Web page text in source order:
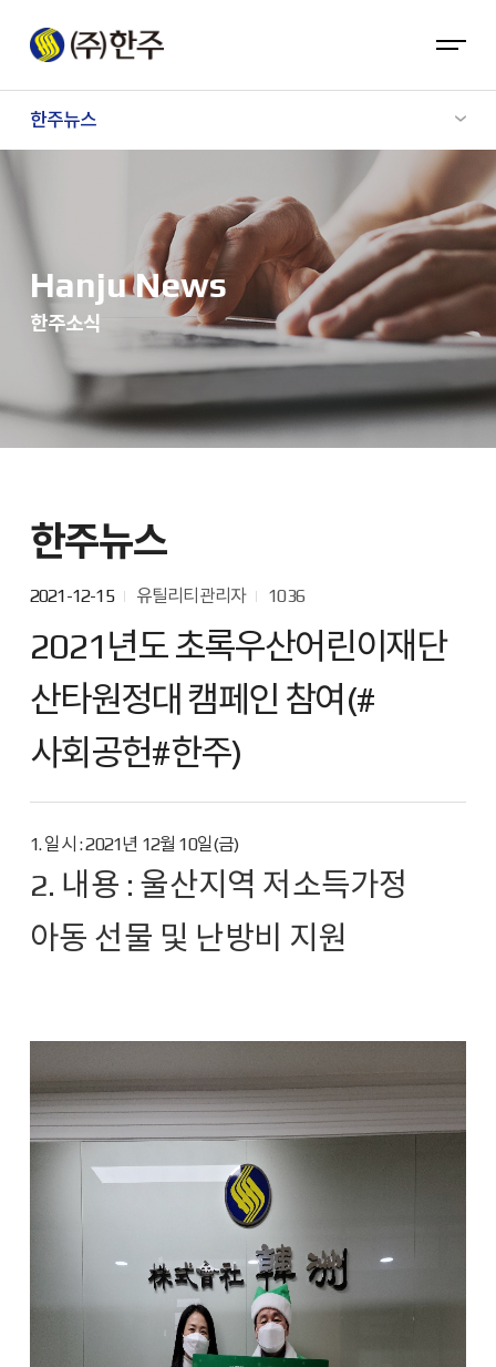
한주뉴스
Hanju News
한주소식
한주뉴스
2021-12-15 유틸리티관리자 1036
2021년도 초록우산어린이재단
산타원정대 캠페인 참여(#
사회공헌#한주)
1. 일시 : 2021년 12월 10일(금)
2. 내용 : 울산지역 저소득가정
아동 선물 및 난방비 지원